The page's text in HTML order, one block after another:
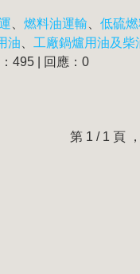
燃料油運輸
低硫
油
工廠鍋爐用油及柴
495 | 回應：0
第 1 / 1